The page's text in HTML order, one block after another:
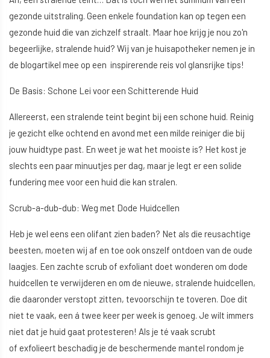
gezonde uitstraling. Geen enkele foundation kan op tegen een
gezonde huid die van zichzelf straalt. Maar hoe krijg je nou zo'n
begeerlijke, stralende huid? Wij van je huisapotheker nemen je in
de blogartikel mee op een inspirerende reis vol glansrijke tips!
De Basis: Schone Lei voor een Schitterende Huid
Allereerst, een stralende teint begint bij een schone huid. Reinig
je gezicht elke ochtend en avond met een milde reiniger die bij
jouw huidtype past. En weet je wat het mooiste is? Het kost je
slechts een paar minuutjes per dag, maar je legt er een solide
fundering mee voor een huid die kan stralen.
Scrub-a-dub-dub: Weg met Dode Huidcellen
Heb je wel eens een olifant zien baden? Net als die reusachtige
beesten, moeten wij af en toe ook onszelf ontdoen van de oude
laagjes. Een zachte scrub of exfoliant doet wonderen om dode
huidcellen te verwijderen en om de nieuwe, stralende huidcellen,
die daaronder verstopt zitten, tevoorschijn te toveren. Doe dit
niet te vaak, een á twee keer per week is genoeg. Je wilt immers
niet dat je huid gaat protesteren! Als je té vaak scrubt
of exfolieert beschadig je de beschermende mantel rondom je